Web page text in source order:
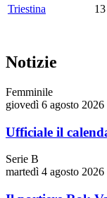
Triestina 13
Notizie
Femminile
giovedì 6 agosto 2026
Ufficiale il
Serie B
martedì 4 agosto 2026